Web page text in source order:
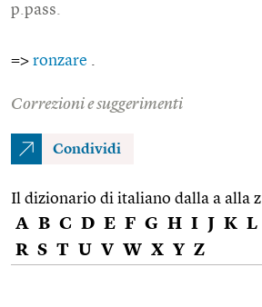
p.pass.
=> ronzare
Correzioni e suggerimenti
Condividi
Il dizionario di italiano dalla a alla z
A B C D E F G H I J K L
R S T U V W X Y Z